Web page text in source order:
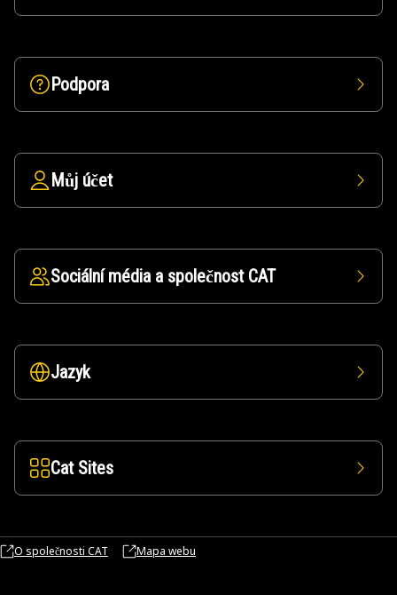
Podpora
Můj účet
Sociální média a společnost CAT
Jazyk
Cat Sites
O společnosti CAT Mapa webu